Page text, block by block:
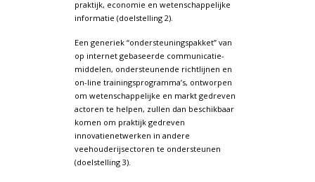
praktijk, economie en wetenschappelijke
informatie (doelstelling 2).
Een generiek “ondersteuningspakket” van
op internet gebaseerde communicatie-
middelen, ondersteunende richtlijnen en
on-line trainingsprogramma’s, ontworpen
om wetenschappelijke en markt gedreven
actoren te helpen, zullen dan beschikbaar
komen om praktijk gedreven
innovatienetwerken in andere
veehouderijsectoren te ondersteunen
(doelstelling 3).